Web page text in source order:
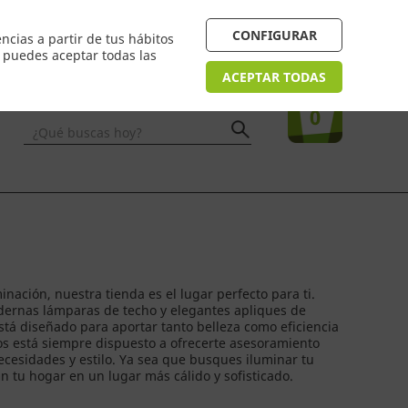
a partir de tus hábitos
aceptar todas las
CONFIGURAR
ACEPTAR TODAS
¿Necesitas ayuda? FAQ
Tu compra
0
¿Qué buscas hoy?
nuestra tienda es el lugar perfecto para ti.
lámparas de techo y elegantes apliques de
diseñado para aportar tanto belleza como eficiencia
está siempre dispuesto a ofrecerte asesoramiento
y estilo. Ya sea que busques iluminar tu
tu hogar en un lugar más cálido y sofisticado.